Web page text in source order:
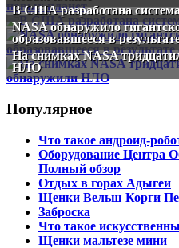
В США разработана
NASA обнаружило
образовавшееся в
На снимках NASA
НЛО
Популярное
Что такое андроид-
Оборудование Центра
Полный обзор
Отдых в горах Адыгеи
Щенки Вельш Корги
Заброска
Что такое
Щенки мальтезе мини